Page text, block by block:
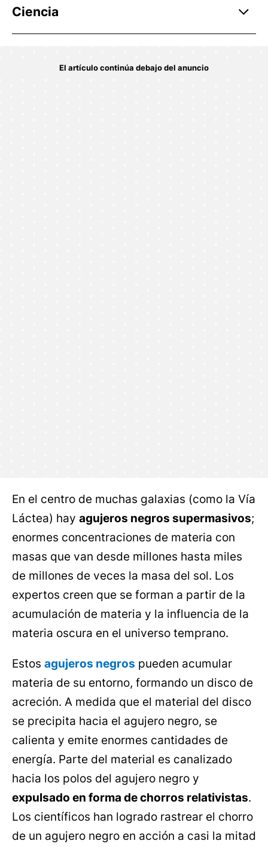
Ciencia
En el centro de muchas galaxias (como la Vía
Láctea) hay agujeros negros supermasivos;
enormes concentraciones de materia con
masas que van desde millones hasta miles
de millones de veces la masa del sol. Los
expertos creen que se forman a partir de la
acumulación de materia y la influencia de la
materia oscura en el universo temprano.
Estos agujeros negros pueden acumular
materia de su entorno, formando un disco de
acreción. A medida que el material del disco
se precipita hacia el agujero negro, se
calienta y emite enormes cantidades de
energía. Parte del material es canalizado
hacia los polos del agujero negro y
expulsado en forma de chorros relativistas.
Los científicos han logrado rastrear el chorro
de un agujero negro en acción a casi la mitad